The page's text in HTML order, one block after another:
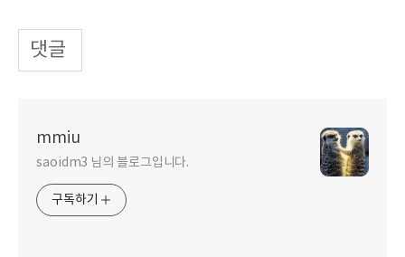
댓글
mmiu
saoidm3 님의 블로그입니다.
구독하기